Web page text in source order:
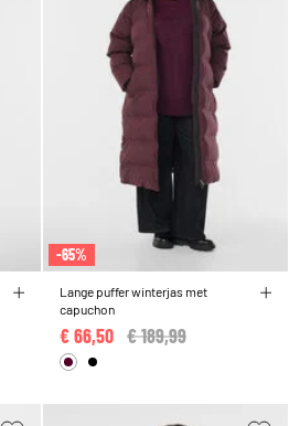
-65%
Lange puffer winterjas met
capuchon
Price reduced from
€ 189,99
€ 66,50